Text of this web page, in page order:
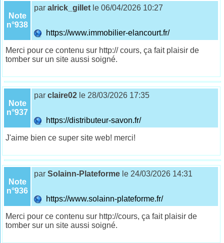
Note
n°938
paralrick_gillet le 06/04/2026 10:27
https://www.immobilier-elancourt.fr/
Merci pour ce contenu sur http:// cours, ça fait plaisir de
tomber sur un site aussi soigné.
Note
n°937
parclaire02 le 28/03/2026 17:35
https://distributeur-savon.fr/
J'aime bien ce super site web! merci!
Note
n°936
parSolainn-Plateforme le 24/03/2026 14:31
https://www.solainn-plateforme.fr/
Merci pour ce contenu sur http://cours, ça fait plaisir de
tomber sur un site aussi soigné.